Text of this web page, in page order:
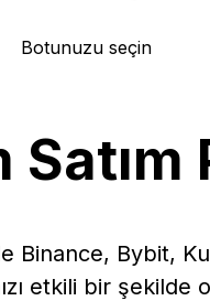
Botunuzu seçin
Binance, Bybit,
etkili bir